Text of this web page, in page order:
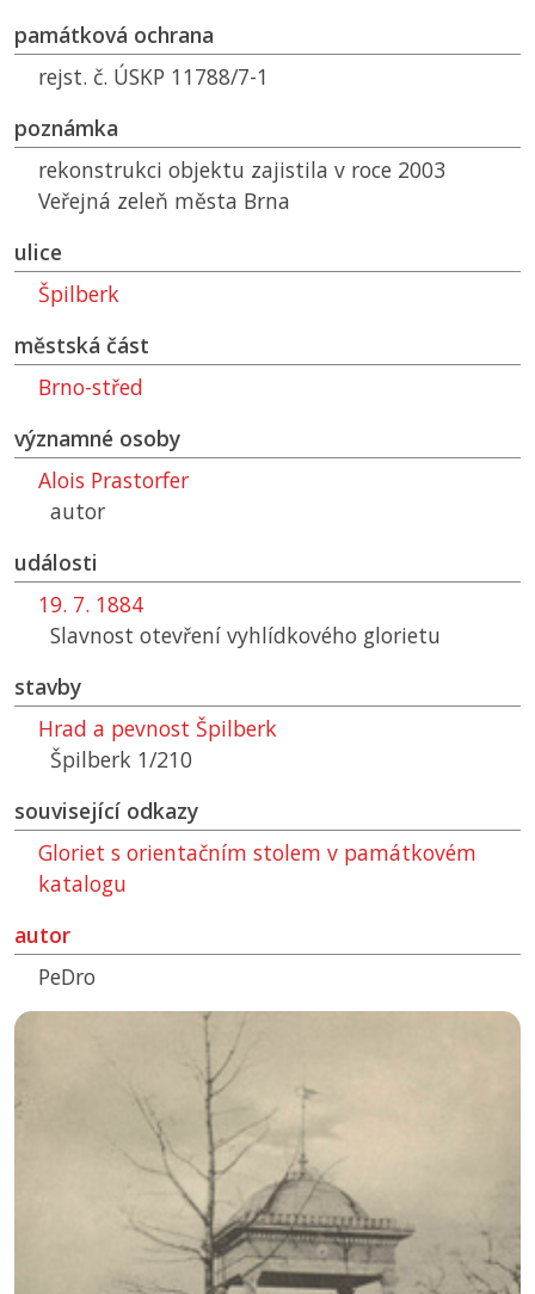
památková ochrana
rejst. č. ÚSKP 11788/7-1
poznámka
rekonstrukci objektu zajistila v roce 2003
Veřejná zeleň města Brna
ulice
Špilberk
městská část
Brno-střed
významné osoby
Alois Prastorfer
autor
události
19. 7. 1884
Slavnost otevření vyhlídkového glorietu
stavby
Hrad a pevnost Špilberk
Špilberk 1/210
související odkazy
Gloriet s orientačním stolem v památkovém
katalogu
autor
PeDro